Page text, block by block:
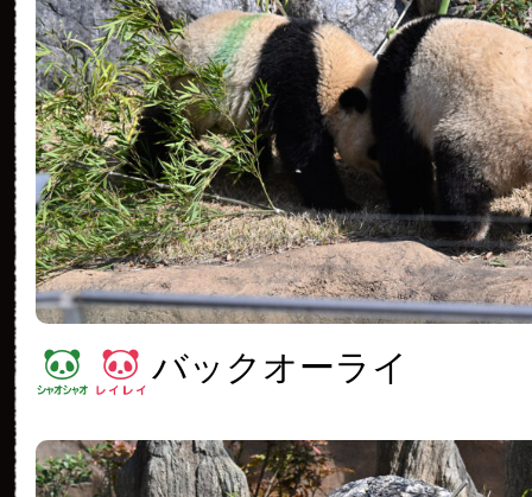
バックオーライ